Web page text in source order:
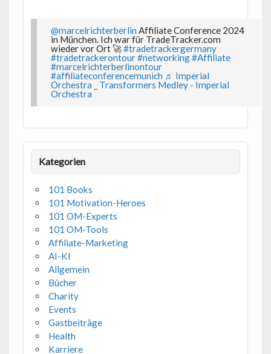
@marcelrichterberlin Affiliate Conference 2024
in München. Ich war für TradeTracker.com
wieder vor Ort 🚀#tradetrackergermany
#tradetrackerontour#networking#Affiliate
#marcelrichterberlinontour
#affiliateconferencemunich ♬ Imperial
Orchestra _ Transformers Medley - Imperial
Orchestra
Kategorien
101 Books
101 Motivation-Heroes
101 OM-Experts
101 OM-Tools
Affiliate-Marketing
AI-KI
Allgemein
Bücher
Charity
Events
Gastbeiträge
Health
Karriere